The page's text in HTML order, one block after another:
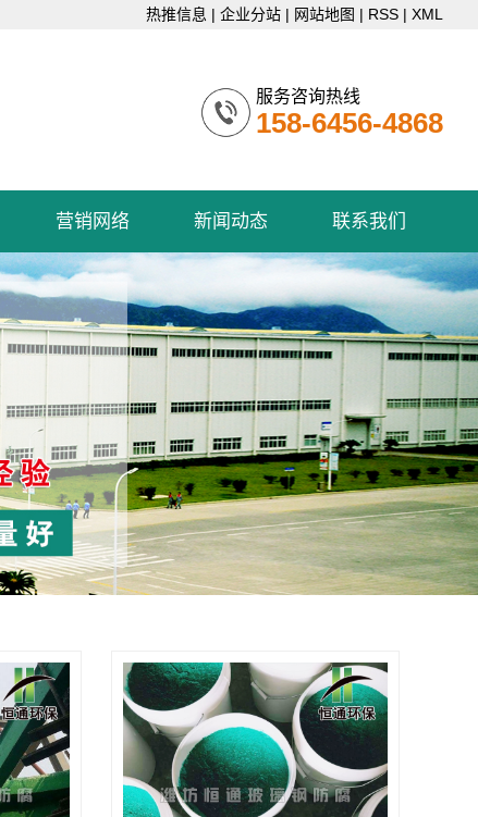
热推信息 | 企业分站 | 网站地图 | RSS | XML
服务咨询热线
158-6456-4868
营销网络
营销网络
新闻动态
行业资讯
技术知识
联系我们
联系我们